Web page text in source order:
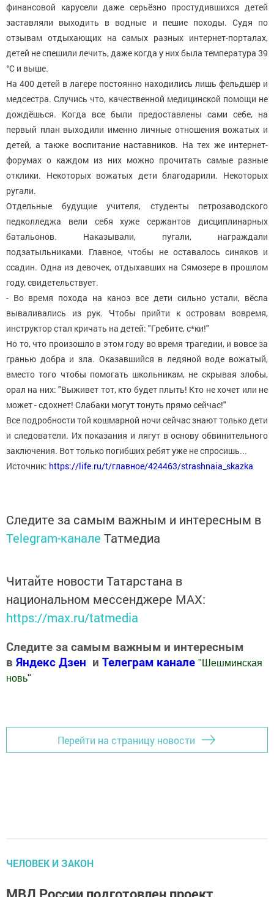
финансовой карусели даже серьёзно простудившихся детей
заставляли выходить в водные и пешие походы. Судя по
отзывам отдыхающих на самых разных интернет-порталах,
детей не спешили лечить, даже когда у них была температура 39
°С и выше.
На 400 детей в лагере постоянно находились лишь фельдшер и
медсестра. Случись что, качественной медицинской помощи не
дождёшься. Когда все были предоставлены сами себе, на
первый план выходили именно личные отношения вожатых и
детей, а также воспитание наставников. На тех же интернет-
форумах о каждом из них можно прочитать самые разные
отклики. Некоторых вожатых дети благодарили. Некоторых
ругали.
Отдельные будущие учителя, студенты петрозаводского
педколледжа вели себя хуже сержантов дисциплинарных
батальонов. Наказывали, пугали, награждали
подзатыльниками. Главное, чтобы не оставалось синяков и
ссадин. Одна из девочек, отдыхавших на Сямозере в прошлом
году, свидетельствует.
- Во время похода на каноэ все дети сильно устали, вёсла
вываливались из рук. Чтобы прийти к островам вовремя,
инструктор стал кричать на детей: "Гребите, с*ки!"
Но то, что произошло в этом году во время трагедии, и вовсе за
гранью добра и зла. Оказавшийся в ледяной воде вожатый,
вместо того чтобы помогать школьникам, не скрывая злобы,
орал на них: "Выживет тот, кто будет плыть! Кто не хочет или не
может - сдохнет! Слабаки могут тонуть прямо сейчас!"
Все подробности той кошмарной ночи сейчас знают только дети
и следователи. Их показания и лягут в основу обвинительного
заключения. Вот только погибших ребят уже не спросишь...
Источник: https://life.ru/t/главное/424463/strashnaia_skazka
Следите за самым важным и интересным в
Telegram-канале Татмедиа
Читайте новости Татарстана в
национальном мессенджере MАХ:
https://max.ru/tatmedia
Следите за самым важным и интересным
в Яндекс Дзен и Телеграм канале " Шешминская
новь"
Перейти на страницу новости
ЧЕЛОВЕК И ЗАКОН